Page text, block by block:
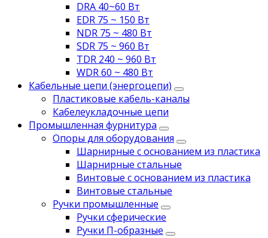
DRA 40~60 Вт
EDR 75 ~ 150 Вт
NDR 75 ~ 480 Вт
SDR 75 ~ 960 Вт
TDR 240 ~ 960 Вт
WDR 60 ~ 480 Вт
Кабельные цепи (энергоцепи)
Пластиковые кабель-каналы
Кабелеукладочные цепи
Промышленная фурнитура
Опоры для оборудования
Шарнирные с основанием из пластика
Шарнирные стальные
Винтовые с основанием из пластика
Винтовые стальные
Ручки промышленные
Ручки сферические
Ручки П-образные